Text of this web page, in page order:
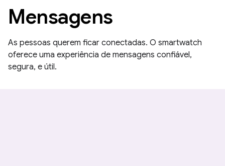
Mensagens
As pessoas querem ficar conectadas. O smartwatch
oferece uma experiência de mensagens confiável,
segura, e útil.